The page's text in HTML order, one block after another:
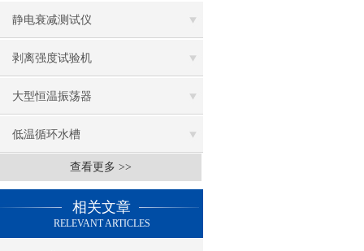
静电衰减测试仪
剥离强度试验机
大型恒温振荡器
低温循环水槽
低温振荡水槽
电热鼓风干燥箱
查看更多 >>
相关文章
RELEVANT ARTICLES